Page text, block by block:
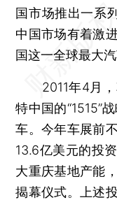
国市场推出一系
中国市场有着激
国这一全球最大
2011年4月，
特中国的“1515”
车。今年车展前
13.6亿美元的投
大重庆基地产能
揭幕仪式。上述